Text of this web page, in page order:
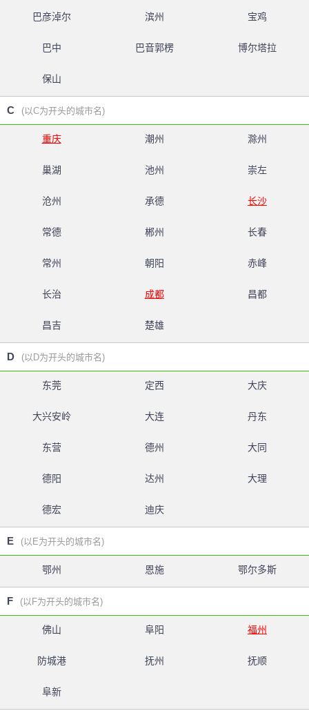
巴彦淖尔 滨州 宝鸡
巴中 巴音郭楞 博尔塔拉
保山
C (以C为开头的城市名)
重庆 潮州 滁州
巢湖 池州 崇左
沧州 承德 长沙
常德 郴州 长春
常州 朝阳 赤峰
长治 成都 昌都
昌吉 楚雄
D (以D为开头的城市名)
东莞 定西 大庆
大兴安岭 大连 丹东
东营 德州 大同
德阳 达州 大理
德宏 迪庆
E (以E为开头的城市名)
鄂州 恩施 鄂尔多斯
F (以F为开头的城市名)
佛山 阜阳 福州
防城港 抚州 抚顺
阜新